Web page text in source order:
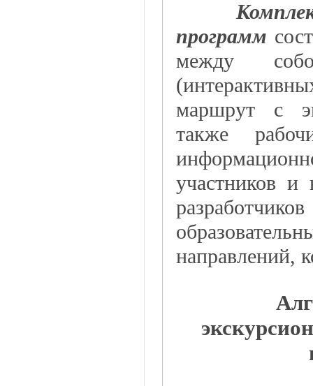
программ
между
маршрут с
также
участников и
направлений,